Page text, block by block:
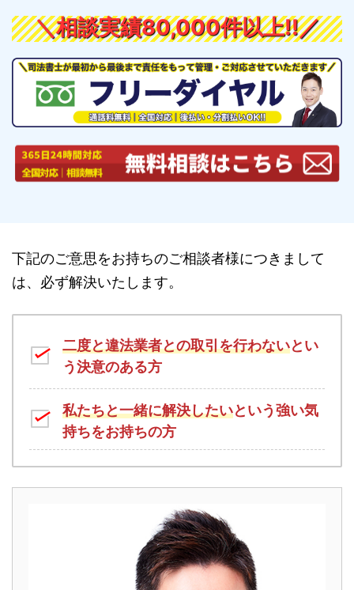
＼相談実績80,000件以上!!／
下記のご意思をお持ちのご相談者様につきまして
は、必ず解決いたします。
二度と違法業者との取引を行わないとい
う決意のある方
私たちと一緒に解決したいという強い気
持ちをお持ちの方